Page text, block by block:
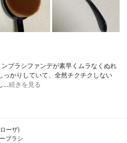
ブラシファンデが素早くムラなくぬれ
っかりしていて、全然チクチクしない
…続きを見る
ーザ)
ブラシ